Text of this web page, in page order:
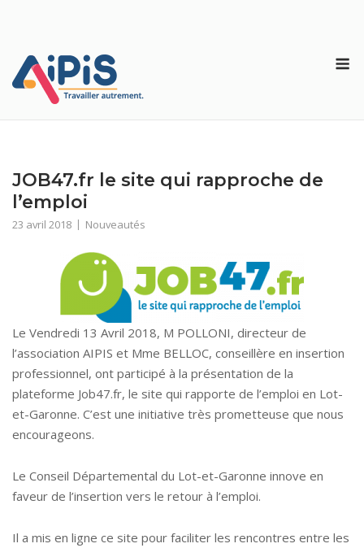
JOB47.fr le site qui rapproche de
l’emploi
23 avril 2018 Nouveautés
Le Vendredi 13 Avril 2018, M POLLONI, directeur de
l’association AIPIS et Mme BELLOC, conseillère en insertion
professionnel, ont participé à la présentation de la
plateforme Job47.fr, le site qui rapporte de l’emploi en Lot-
et-Garonne. C’est une initiative très prometteuse que nous
encourageons.
Le Conseil Départemental du Lot-et-Garonne innove en
faveur de l’insertion vers le retour à l’emploi.
Il a mis en ligne ce site pour faciliter les rencontres entre les